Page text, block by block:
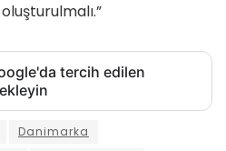
tercih edilen
Danimarka